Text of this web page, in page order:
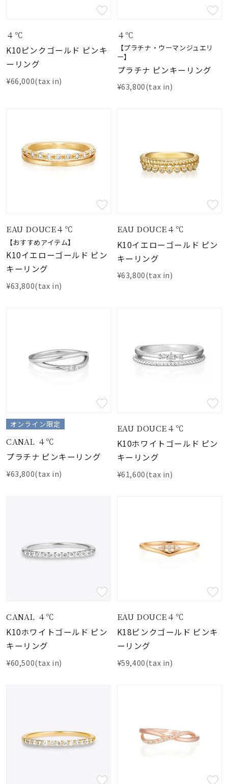
４℃
K10ピンクゴールド ピンキ
ーリング
¥66,000(tax in)
４℃
【プラチナ・ウーマンジュエリ
ー】
プラチナ ピンキーリング
¥63,800(tax in)
EAU DOUCE４℃
【おすすめアイテム】
K10イエローゴールド ピン
キーリング
¥63,800(tax in)
EAU DOUCE４℃
K10イエローゴールド ピン
キーリング
¥63,800(tax in)
オンライン限定
CANAL ４℃
プラチナ ピンキーリング
¥63,800(tax in)
EAU DOUCE４℃
K10ホワイトゴールド ピン
キーリング
¥61,600(tax in)
CANAL ４℃
K10ホワイトゴールド ピン
キーリング
¥60,500(tax in)
EAU DOUCE４℃
K18ピンクゴールド ピンキ
ーリング
¥59,400(tax in)